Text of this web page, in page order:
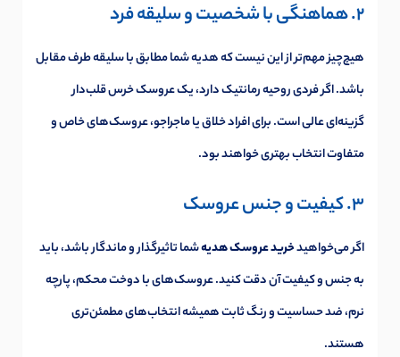
2. هماهنگی با شخصیت و سلیقه فرد
هیچ‌چیز مهم‌تر از این نیست که هدیه شما مطابق با سلیقه طرف مقابل
باشد. اگر فردی روحیه رمانتیک دارد، یک عروسک خرس قلب‌دار
گزینه‌ای عالی است. برای افراد خلاق یا ماجراجو، عروسک‌های خاص و
متفاوت انتخاب بهتری خواهند بود.
3. کیفیت و جنس عروسک
اگر می‌خواهیدخرید عروسک هدیهشما تاثیرگذار و ماندگار باشد، باید
به جنس و کیفیت آن دقت کنید. عروسک‌های با دوخت محکم، پارچه
نرم، ضد حساسیت و رنگ ثابت همیشه انتخاب‌های مطمئن‌تری
هستند.